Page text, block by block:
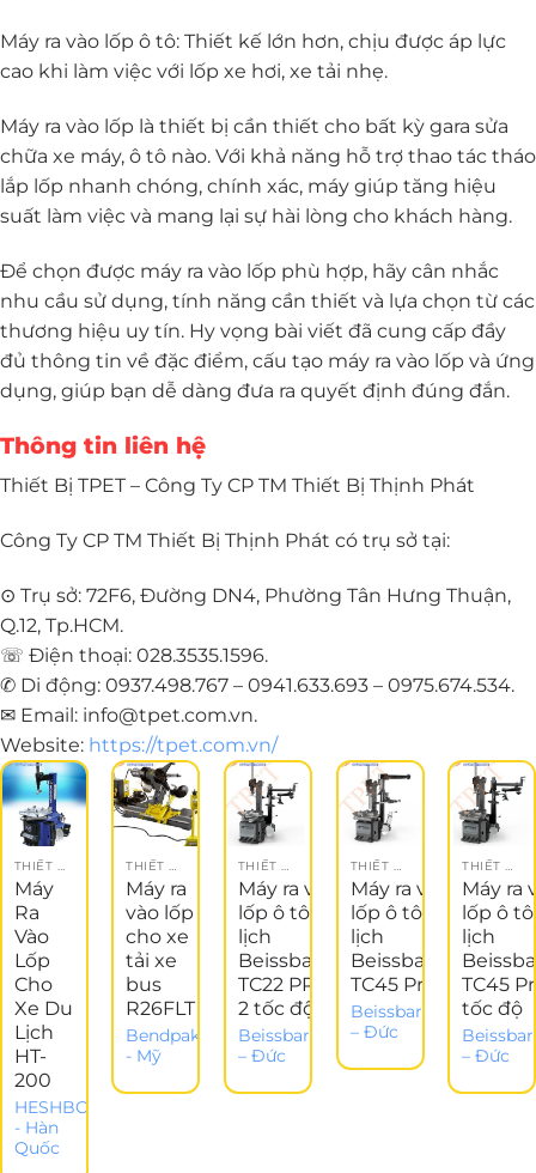
Máy ra vào lốp ô tô: Thiết kế lớn hơn, chịu được áp lực
cao khi làm việc với lốp xe hơi, xe tải nhẹ.
Máy ra vào lốp là thiết bị cần thiết cho bất kỳ gara sửa
chữa xe máy, ô tô nào. Với khả năng hỗ trợ thao tác tháo
lắp lốp nhanh chóng, chính xác, máy giúp tăng hiệu
suất làm việc và mang lại sự hài lòng cho khách hàng.
Để chọn được máy ra vào lốp phù hợp, hãy cân nhắc
nhu cầu sử dụng, tính năng cần thiết và lựa chọn từ các
thương hiệu uy tín. Hy vọng bài viết đã cung cấp đầy
đủ thông tin về đặc điểm, cấu tạo máy ra vào lốp và ứng
dụng, giúp bạn dễ dàng đưa ra quyết định đúng đắn.
Thông tin liên hệ
Thiết Bị TPET – Công Ty CP TM Thiết Bị Thịnh Phát
Công Ty CP TM Thiết Bị Thịnh Phát có trụ sở tại:
⊙ Trụ sở: 72F6, Đường DN4, Phường Tân Hưng Thuận,
Q.12, Tp.HCM.
☏ Điện thoại: 028.3535.1596.
✆ Di động: 0937.498.767 – 0941.633.693 – 0975.674.534.
✉ Email: info@tpet.com.vn.
Website: https://tpet.com.vn/
Máy
Ra
Vào
Lốp
Cho
Xe Du
Lịch
HT-
200
HESHBON
- Hàn
Quốc
Máy ra
vào lốp
cho xe
tải xe
bus
R26FLT
Bendpak
- Mỹ
Máy ra vào
lốp ô tô du
lịch
Beissbarth
TC22 PRO
2 tốc độ
Beissbarth
– Đức
Máy ra vào
lốp ô tô du
lịch
Beissbarth
TC45 Pro 2
Beissbarth
– Đức
Máy ra
lốp ô
lịch
TC45
tốc độ
– Đức